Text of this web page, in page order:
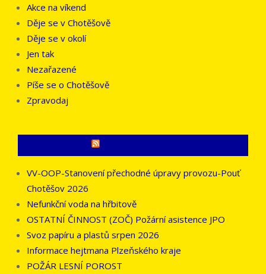
Akce na víkend
Děje se v Chotěšově
Děje se v okolí
Jen tak
Nezařazené
Píše se o Chotěšově
Zpravodaj
VV-OOP-Stanovení přechodné úpravy provozu-Pouť
Chotěšov 2026
Nefunkční voda na hřbitově
OSTATNÍ ČINNOST (ZOČ) Požární asistence JPO
Svoz papíru a plastů srpen 2026
Informace hejtmana Plzeňského kraje
POŽÁR LESNÍ POROST